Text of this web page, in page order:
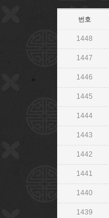
번호
1448
1447
1446
1445
1444
1443
1442
1441
1440
1439